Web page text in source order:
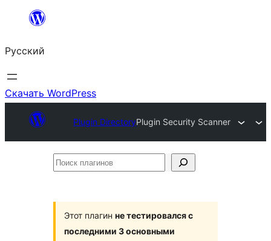
Перейти
содержимому
Русский
Скачать WordPress
Plugin DirectoryPlugin Security Scanner
Поиск
Этот плагин не тестировался с
последними 3 основными